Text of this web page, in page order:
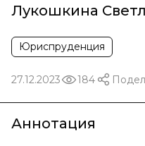
Лукошкина
Юриспруденция
27.12.2023 184
Аннотация